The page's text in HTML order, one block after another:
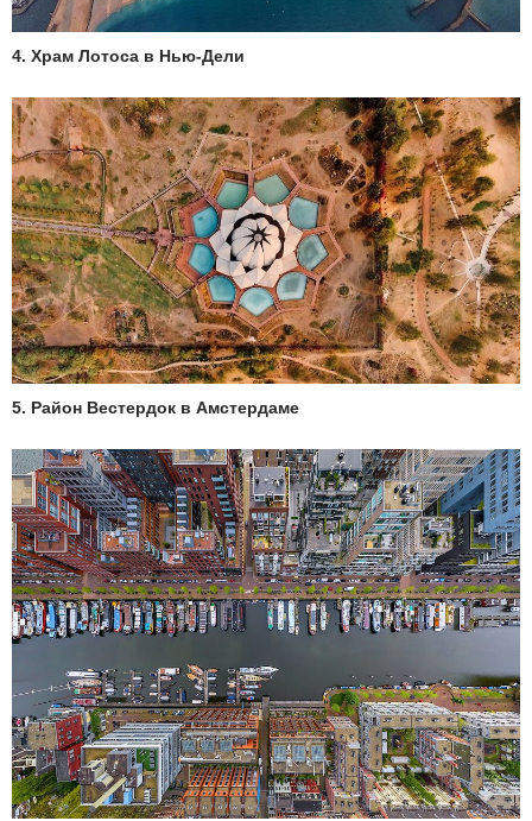
4. Храм Лотоса в Нью-Дели
5. Район Вестердок в Амстердаме